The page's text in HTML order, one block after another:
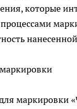
которые
маркировки